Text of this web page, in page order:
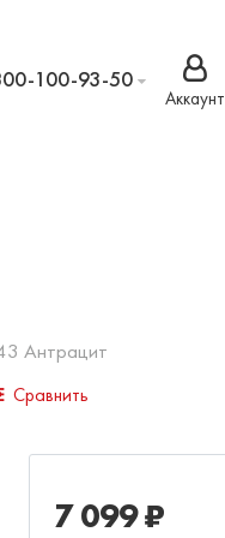
100-93-50
Аккаунт
Антрацит
Сравнить
7 099 ₽